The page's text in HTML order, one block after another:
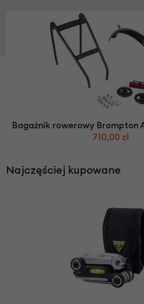
Bagażnik rowerowy Brompton
710,00 zł
Najczęściej kupowane